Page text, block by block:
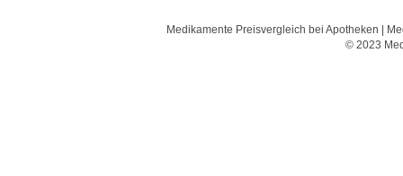
Medikamente Preisvergleich bei Apotheken |
© 2023